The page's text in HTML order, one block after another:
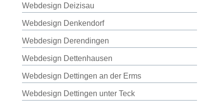
Webdesign Deizisau
Webdesign Denkendorf
Webdesign Derendingen
Webdesign Dettenhausen
Webdesign Dettingen an der Erms
Webdesign Dettingen unter Teck